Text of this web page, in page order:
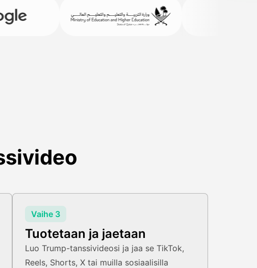
Vaihe 3
Tuotetaan ja jaetaan
Luo Trump-tanssivideosi ja jaa se TikTok,
Reels, Shorts, X tai muilla sosiaalisilla